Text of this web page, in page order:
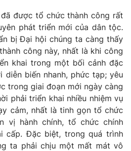
hình Việt Nam
VTV
và báo điện tử số 483/GP-BTTTT
Thị Mỹ Hạnh, Phạm Quốc Thắng,
931 - 024.38 355 932
được tổ chức thành công rất
phát triển mới của dân tộc.
bị Đại hội chúng ta càng thấy
công này, nhất là khi công
khai trong một bối cảnh đặc
diễn biến nhanh, phức tạp; yêu
trong giai đoạn mới ngày càng
phải triển khai nhiều nhiệm vụ
cảm, nhất là tinh gọn tổ chức
vị hành chính, tổ chức chính
cấp. Đặc biệt, trong quá trình
ta phải chịu một mất mát vô